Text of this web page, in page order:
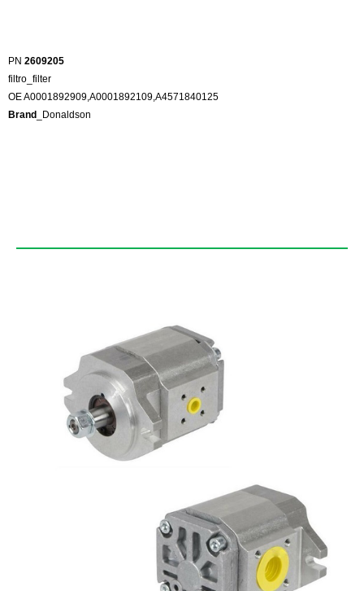
PN 2609205
filtro_filter
OE A0001892909,A0001892109,A4571840125
Brand
_Donaldson